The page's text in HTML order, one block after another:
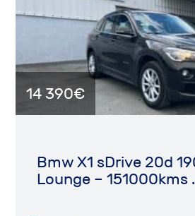
14 390€
Bmw X1 sDrive 20d
Lounge – 151000kms